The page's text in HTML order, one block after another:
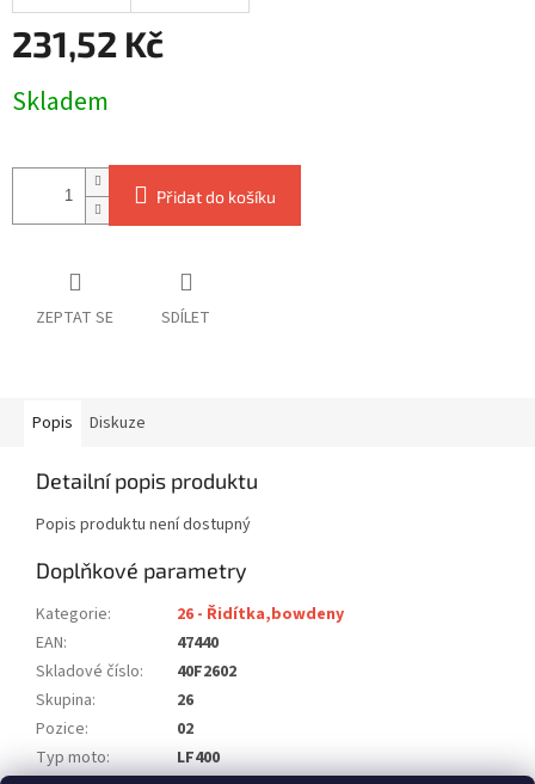
231,52 Kč
cena:
Skladem
Přidat do košíku
ZEPTAT SE SDÍLET
Popis Diskuze
Detailní popis produktu
Popis produktu není dostupný
Doplňkové parametry
Kategorie:
26 - Řidítka,bowdeny
EAN:
47440
Skladové číslo:
40F2602
Skupina:
26
Pozice:
02
Typ moto:
LF400